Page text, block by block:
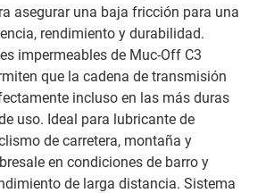
asegurar una baja fricción para una
rendimiento y durabilidad.
impermeables de Muc-Off C3
que la cadena de transmisión
incluso en las más duras
uso. Ideal para lubricante de
de carretera, montaña y
en condiciones de barro y
de larga distancia. Sistema